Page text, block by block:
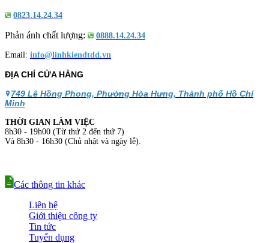
0823.14.24.34
Phản ánh chất lượng: 0888.14.24.34
Email: info@linhkiendtdd.vn
ĐỊA CHỈ CỬA HÀNG
749 Lê Hồng Phong, Phường Hòa Hưng, Thành phố Hồ Chí
Minh
THỜI GIAN LÀM VIỆC
8h30 - 19h00 (Từ thứ 2 đến thứ 7)
Và 8h30 - 16h30 (Chủ nhật và ngày lễ).
Các thông tin khác
Liên hệ
Giới thiệu công ty
Tin tức
Tuyển dụng